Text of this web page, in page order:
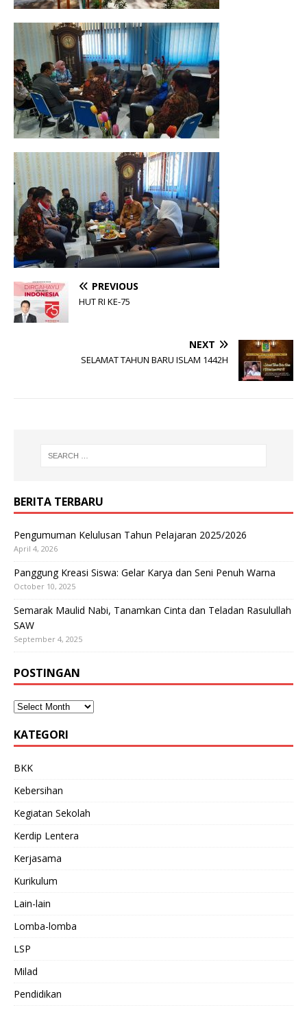
PREVIOUS
HUT RI KE-75
NEXT
SELAMAT TAHUN BARU ISLAM 1442H
BERITA TERBARU
Pengumuman Kelulusan Tahun Pelajaran 2025/2026
April 4, 2026
Panggung Kreasi Siswa: Gelar Karya dan Seni Penuh Warna
October 10, 2025
Semarak Maulid Nabi, Tanamkan Cinta dan Teladan Rasulullah
SAW
September 4, 2025
POSTINGAN
KATEGORI
BKK
Kebersihan
Kegiatan Sekolah
Kerdip Lentera
Kerjasama
Kurikulum
Lain-lain
Lomba-lomba
LSP
Milad
Pendidikan